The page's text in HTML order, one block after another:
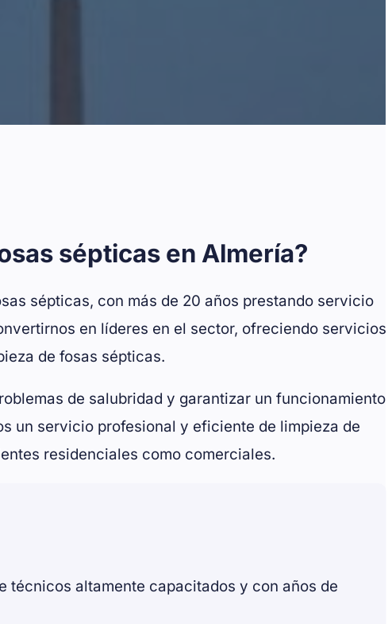
sépticas en Almería?
sépticas, con más de 20 años prestando servicio
en líderes en el sector, ofreciendo servicios
de fosas sépticas.
de salubridad y garantizar un funcionamiento
un servicio profesional y eficiente de limpieza de
residenciales como comerciales.
técnicos altamente capacitados y con años de